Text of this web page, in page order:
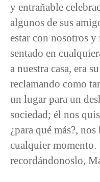
y entrañable
algunos de sus
estar con nosotros y
sentado en
a nuestra casa, era
reclamando como
un lugar para un
sociedad; él nos
¿para qué más?,
cualquier momento.
recordándonoslo,